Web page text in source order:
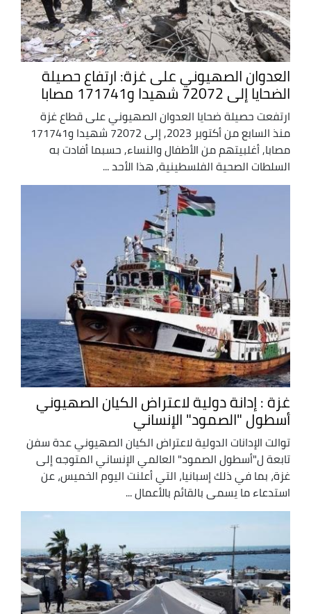
العدوان الصهيوني على غزة: ارتفاع حصيلة
الضحايا إلى 72072 شهيدا و171741 مصابا
ارتفعت حصيلة ضحايا العدوان الصهيوني على قطاع غزة
منذ السابع من أكتوبر 2023, إلى 72072 شهيدا و171741
مصابا, أغلبيتهم من الأطفال والنساء, حسبما أفادت به
السلطات الصحية الفلسطينية, هذا الأحد ...
غزة : إدانة دولية لاعتراض الكيان الصهيوني
أسطول "الصمود" الإنساني
توالت الإدانات الدولية لاعتراض الكيان الصهيوني عدة سفن
تابعة ل"أسطول الصمود" العالمي الإنساني المتوجه إلى
غزة، بما في ذلك إسبانيا، التي أعلنت اليوم الخميس، عن
استدعاء ما يسمى بالقائم بالأعمال ...